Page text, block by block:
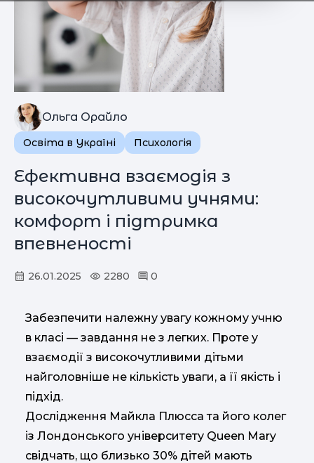
Ольга Орайло
Освіта в Україні Психологія
Ефективна взаємодія з
високочутливими учнями:
комфорт і підтримка
впевненості
26.01.2025 2280 0
Забезпечити належну увагу кожному учню
в класі — завдання не з легких. Проте у
взаємодії з високочутливими дітьми
найголовніше не кількість уваги, а її якість і
підхід.
Дослідження Майкла Плюсса та його колег
із Лондонського університету Queen Mary
свідчать, що близько 30% дітей мають